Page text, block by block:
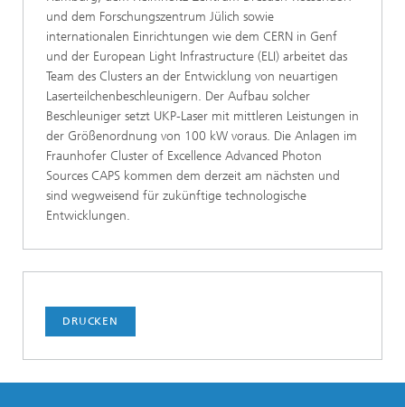
und dem Forschungszentrum Jülich sowie
internationalen Einrichtungen wie dem CERN in Genf
und der European Light Infrastructure (ELI) arbeitet das
Team des Clusters an der Entwicklung von neuartigen
Laserteilchenbeschleunigern. Der Aufbau solcher
Beschleuniger setzt UKP-Laser mit mittleren Leistungen in
der Größenordnung von 100 kW voraus. Die Anlagen im
Fraunhofer Cluster of Excellence Advanced Photon
Sources CAPS kommen dem derzeit am nächsten und
sind wegweisend für zukünftige technologische
Entwicklungen.
DRUCKEN